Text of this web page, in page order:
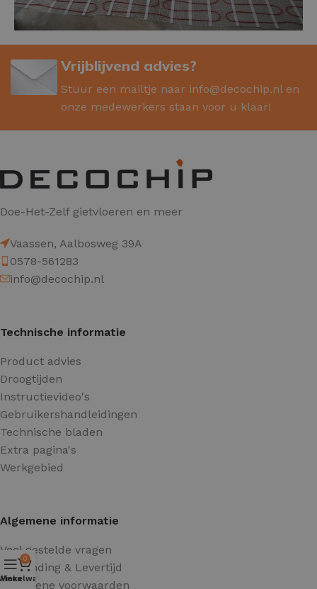
Vrijblijvend advies?
Stuur een mailtje naar info@decochip.nl en
onze medewerkers staan voor u klaar!
Doe-Het-Zelf gietvloeren en meer
Vaassen, Aalbosweg 39A
0578-561283
info@decochip.nl
Technische informatie
Product advies
Droogtijden
Instructievideo's
Gebruikershandleidingen
Technische bladen
Extra pagina's
Werkgebied
Algemene informatie
Veel gestelde vragen
Verzending & Levertijd
Algemene voorwaarden
Menu
0